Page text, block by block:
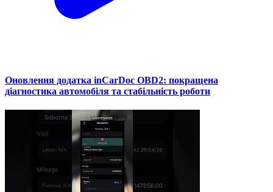
Оновлення додатка inCarDoc OBD2: покращена
діагностика автомобіля та стабільність роботи